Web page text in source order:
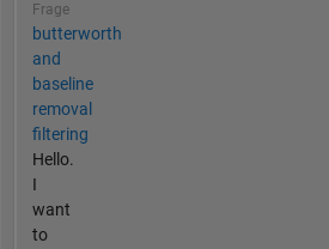
Frage
butterworth
and
baseline
removal
filtering
Hello.
I
want
to